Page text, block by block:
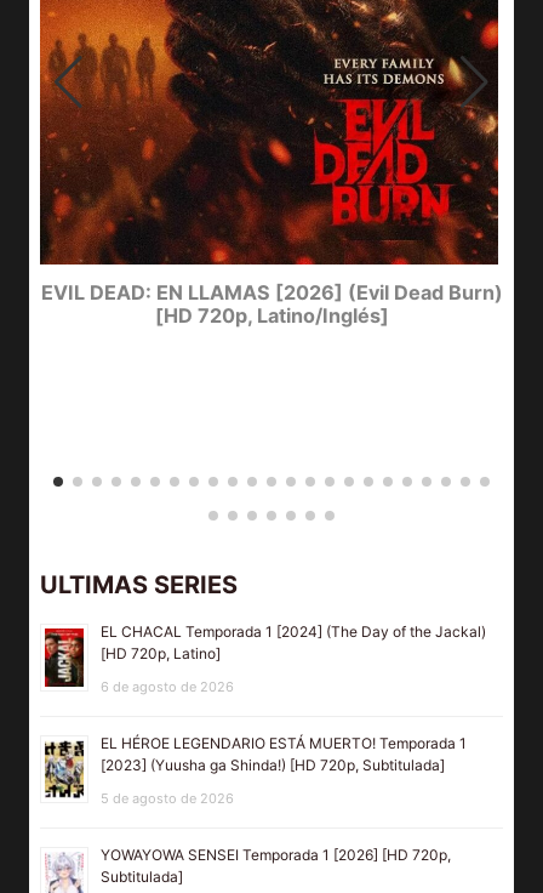
EVIL DEAD: EN LLAMAS [2026] (Evil Dead Burn)
[HD 720p, Latino/Inglés]
ULTIMAS SERIES
EL CHACAL Temporada 1 [2024] (The Day of the Jackal)
[HD 720p, Latino]
6 de agosto de 2026
EL HÉROE LEGENDARIO ESTÁ MUERTO! Temporada 1
[2023] (Yuusha ga Shinda!) [HD 720p, Subtitulada]
5 de agosto de 2026
YOWAYOWA SENSEI Temporada 1 [2026] [HD 720p,
Subtitulada]